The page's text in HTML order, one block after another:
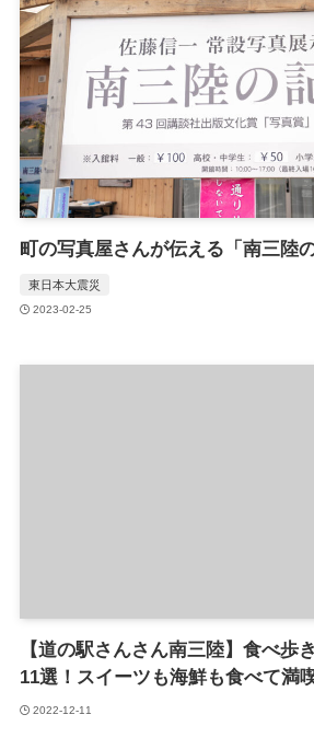
町の写真屋さんが伝える「南三陸
東日本大震災
2023-02-25
【道の駅さんさん南三陸】食べ歩
11選！スイーツも海鮮も食べて満
2022-12-11